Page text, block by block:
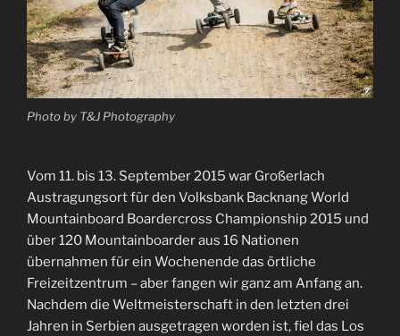
Photo by T&J Photography
Vom 11. bis 13. September 2015 war Großerlach
Austragungsort für den Volksbank Backnang World
Mountainboard Boardercross Championship 2015 und
über 120 Mountainboarder aus 16 Nationen
übernahmen für ein Wochenende das örtliche
Freizeitzentrum – aber fangen wir ganz am Anfang an.
Nachdem die Weltmeisterschaft in den letzten drei
Jahren in Serbien ausgetragen worden ist, fiel das Los